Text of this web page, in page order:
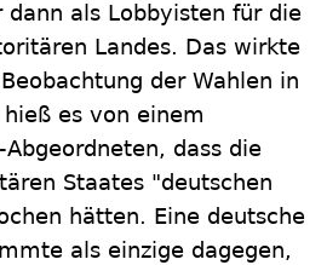
dann als Lobbyisten für die
Landes. Das wirkte
der Wahlen in
es von einem
dass die
Staates "deutschen
hätten. Eine deutsche
als einzige dagegen,